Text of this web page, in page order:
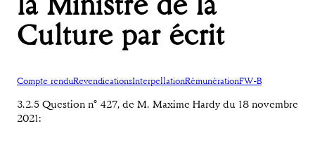
la Ministre de la
Culture par écrit
Compte renduRevendicationsInterpellationRémunérationFW-B
3.2.5 Question n° 427, de M. Maxime Hardy du 18 novembre
2021: